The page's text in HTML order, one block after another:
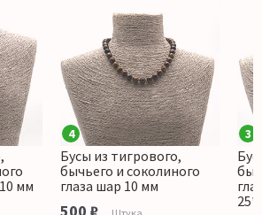
мм
4
Бусы из тигрового,
бычьего и соколиного
глаза шар 10 мм
3